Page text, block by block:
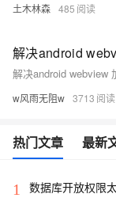
土木林森 485
w风雨无阻w 3713
热门文章 最新
1
数据库开放权限